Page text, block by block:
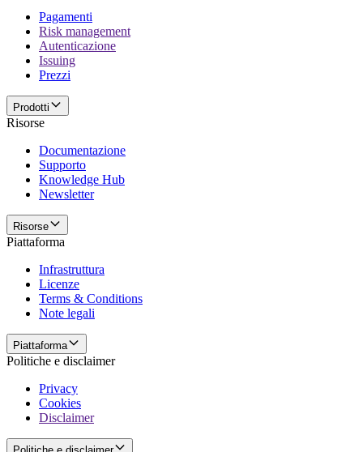
Pagamenti
Risk management
Autenticazione
Issuing
Prezzi
Prodotti
Risorse
Documentazione
Supporto
Knowledge Hub
Newsletter
Risorse
Piattaforma
Infrastruttura
Licenze
Terms & Conditions
Note legali
Piattaforma
Politiche e disclaimer
Privacy
Cookies
Disclaimer